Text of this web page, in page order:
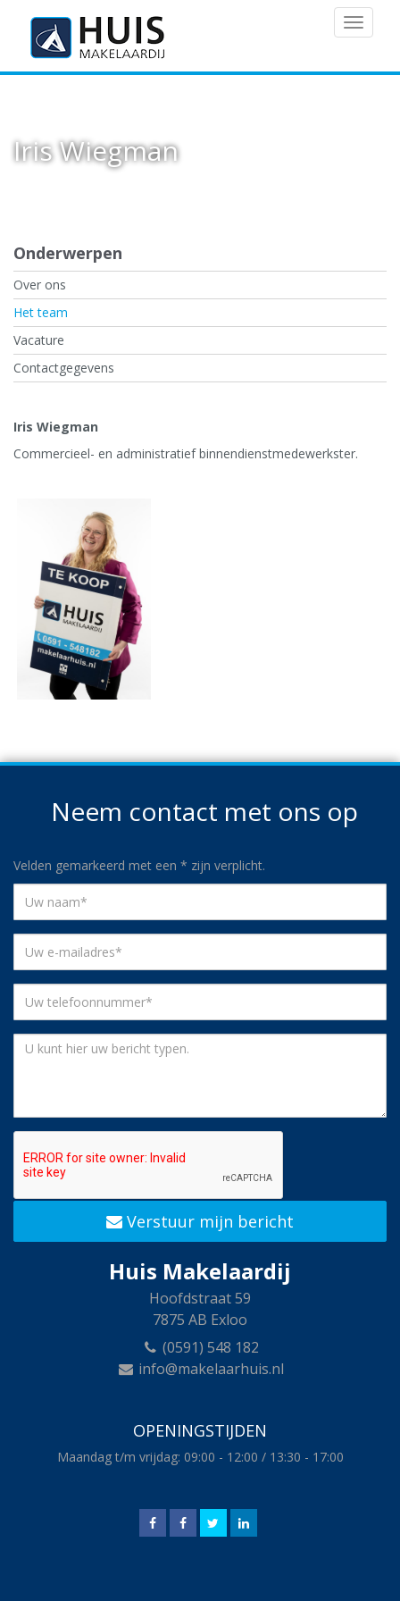
MENU
Iris Wiegman
Onderwerpen
Over ons
Het team
Vacature
Contactgegevens
Iris Wiegman
Commercieel- en administratief binnendienstmedewerkster.
Neem contact met ons op
Velden gemarkeerd met een * zijn verplicht.
naam
telefoonnummer
Uw
Verstuur mijn bericht
Huis Makelaardij
Hoofdstraat 59
7875 AB Exloo
(0591) 548 182
info@makelaarhuis.nl
OPENINGSTIJDEN
Maandag t/m vrijdag: 09:00 - 12:00 / 13:30 - 17:00